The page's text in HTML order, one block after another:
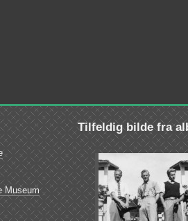
Museum
Tilfeldig bilde fra